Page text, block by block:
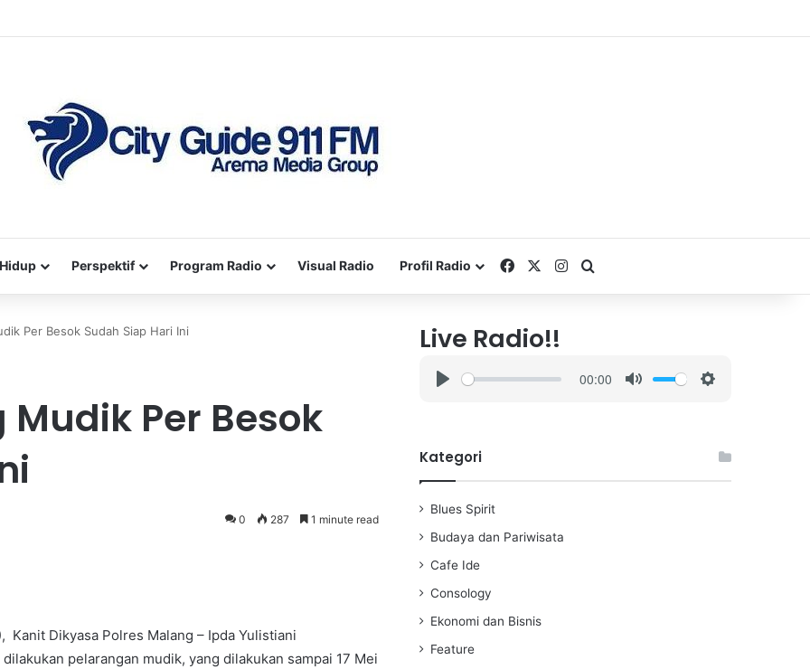
Perspektif Program Radio Visual Radio Profil Radio FacebookInstagram
Per Besok Sudah Siap Hari Ini
Per Besok
0 287 1 minute read
Kanit Dikyasa Polres Malang – Ipda Yulistiani
pelarangan mudik, yang dilakukan sampai 17 Mei
Live Radio!!
y
00:00
i
Kategori
Blues Spirit
Budaya dan Pariwisata
Cafe Ide
Consology
Ekonomi dan Bisnis
Feature